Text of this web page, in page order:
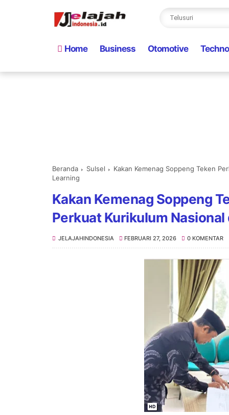
Home Business Otomotive
Beranda Sulsel
Kakan Kemenag Soppeng Teken
Learning
Kakan Kemenag Soppeng
Perkuat Kurikulum
JELAJAHINDONESIA FEBRUARI 27, 2026 0 KOMENTAR